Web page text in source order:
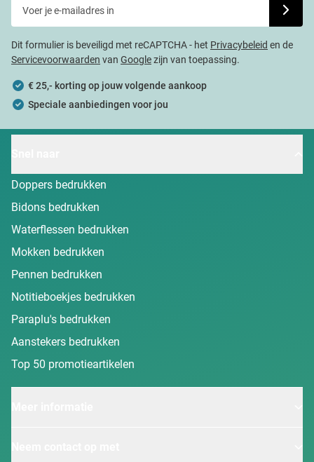
Dit formulier is beveiligd met reCAPTCHA - het Privacybeleid en de
Servicevoorwaarden van Googlezijn van toepassing.
€ 25,- korting op jouw volgende aankoop
Speciale aanbiedingen voor jou
Doppers bedrukken
Bidons bedrukken
Waterflessen bedrukken
Mokken bedrukken
Pennen bedrukken
Notitieboekjes bedrukken
Paraplu's bedrukken
Aanstekers bedrukken
Top 50 promotieartikelen